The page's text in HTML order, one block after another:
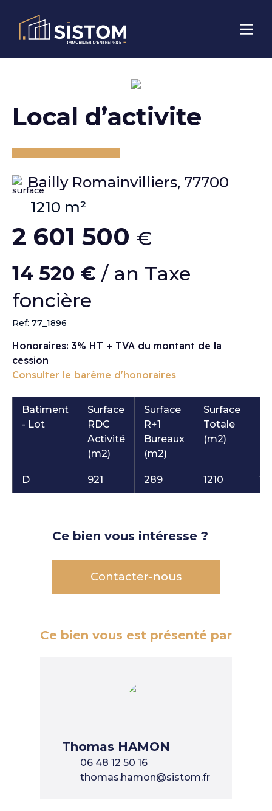
local d’activite
Bailly Romainvilliers, 77700
1210 m²
2 601 500 €
14 520 € / an Taxe
foncière
Ref: 77_1896
Honoraires: 3% HT + TVA du montant de la
cession
Consulter le barème d'honoraires
Batiment
- Lot
Surface
RDC
Activité
(m2)
Surface
R+1
Bureaux
(m2)
Surface
Totale
(m2)
D 921 289 1210
Ce bien vous intéresse ?
Contacter-nous
Ce bien vous est présenté par
Thomas HAMON
06 48 12 50 16
thomas.hamon@sistom.fr